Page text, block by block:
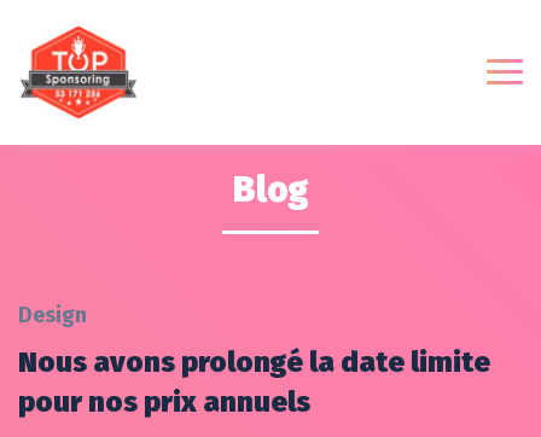
Blog
Design
Nous avons prolongé la date limite
pour nos prix annuels